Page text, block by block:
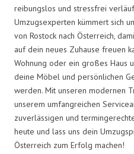
reibungslos und stressfrei
Umzugsexperten kümmert sich
von Rostock nach Österreich,
auf dein neues Zuhause freuen
Wohnung oder ein großes Haus
deine Möbel und persönlichen
werden. Mit unseren modernen
unserem umfangreichen
zuverlässigen und
heute und lass uns dein
Österreich zum Erfolg machen!